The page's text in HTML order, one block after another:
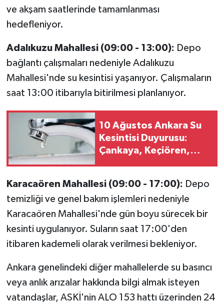
ve akşam saatlerinde tamamlanması
hedefleniyor.
Adalıkuzu Mahallesi (09:00 - 13:00): Depo
bağlantı çalışmaları nedeniyle Adalıkuzu
Mahallesi'nde su kesintisi yaşanıyor. Çalışmaların
saat 13:00 itibarıyla bitirilmesi planlanıyor.
10 Ağustos Ankara Su
Kesintisi Duyurusu:
Çankaya, Keçiören,
Karacaören Mahallesi (09:00 - 17:00): Depo
temizliği ve genel bakım işlemleri nedeniyle
Karacaören Mahallesi'nde gün boyu sürecek bir
kesinti uygulanıyor. Suların saat 17:00'den
itibaren kademeli olarak verilmesi bekleniyor.
Ankara genelindeki diğer mahallelerde su basıncı
veya anlık arızalar hakkında bilgi almak isteyen
vatandaşlar, ASKİ'nin ALO 153 hattı üzerinden 24